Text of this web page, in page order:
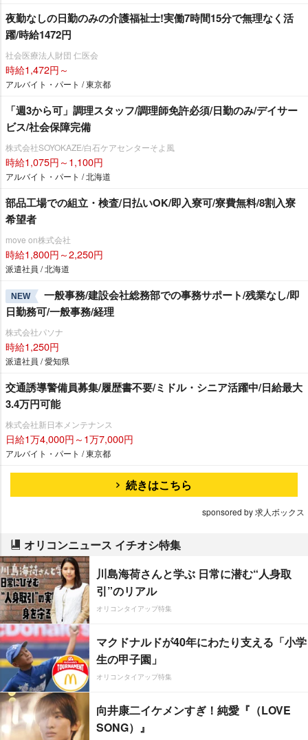
夜勤なしの日勤のみの介護福祉士!実働7時間15分で無理なく活
躍/時給1472円
社会医療法人財団 仁医会
時給1,472円～
アルバイト・パート / 東京都
「週3から可」調理スタッフ/調理師免許必須/日勤のみ/デイサー
ビス/社会保障完備
株式会社SOYOKAZE/白石ケアセンターそよ風
時給1,075円～1,100円
アルバイト・パート / 北海道
部品工場での組立・検査/日払いOK/即入寮可/寮費無料/8割入寮
希望者
move on株式会社
時給1,800円～2,250円
派遣社員 / 北海道
NEW
一般事務/建設会社総務部での事務サポート/残業なし/即
日勤務可/一般事務/経理
株式会社パソナ
時給1,250円
派遣社員 / 愛知県
交通誘導警備員募集/履歴書不要/ミドル・シニア活躍中/日給最大
3.4万円可能
株式会社新日本メンテナンス
日給1万4,000円～1万7,000円
アルバイト・パート / 東京都
続きはこちら
sponsored by 求人ボックス
オリコンニュース イチオシ特集
川島海荷さんと学ぶ 日常に潜む“人身取
引”のリアル
オリコンタイアップ特集
マクドナルドが40年にわたり支える「小学
生の甲子園」
オリコンタイアップ特集
向井康二イケメンすぎ！純愛『（LOVE
SONG）』